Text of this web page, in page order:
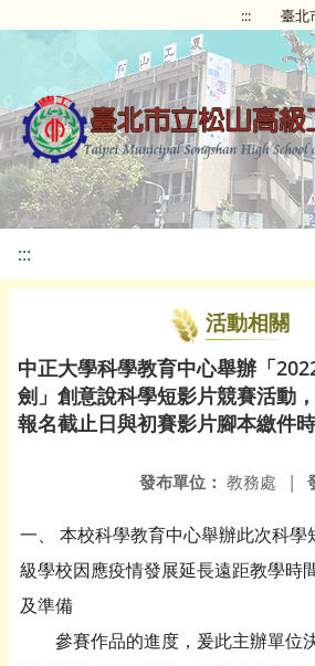
::: 臺北
:::
活動相關
中正大學科學教育中心舉辦「
劍」創意說科學短影片競賽活動
報名截止日與初賽影片腳本繳件
發布單位： 教務處 |
一、 本校科學教育中心舉辦此次科學
級學校因應疫情發展延長遠距教學時
及準備
參賽作品的進度，爰此主辦單位